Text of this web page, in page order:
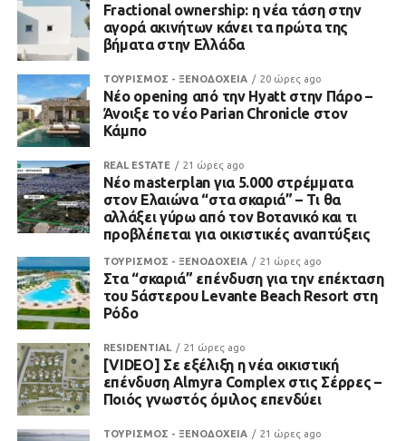
Fractional ownership: η νέα τάση στην
αγορά ακινήτων κάνει τα πρώτα της
βήματα στην Ελλάδα
ΤΟΥΡΙΣΜΟΣ - ΞΕΝΟΔΟΧΕΙΑ 20 ώρες ago
Νέο opening από την Hyatt στην Πάρο –
Άνοιξε το νέο Parian Chronicle στον
Κάμπο
REAL ESTATE 21 ώρες ago
Νέο masterplan για 5.000 στρέμματα
στον Ελαιώνα “στα σκαριά” – Τι θα
αλλάξει γύρω από τον Βοτανικό και τι
προβλέπεται για οικιστικές αναπτύξεις
ΤΟΥΡΙΣΜΟΣ - ΞΕΝΟΔΟΧΕΙΑ 21 ώρες ago
Στα “σκαριά” επένδυση για την επέκταση
του 5άστερου Levante Beach Resort στη
Ρόδο
RESIDENTIAL 21 ώρες ago
[VIDEO] Σε εξέλιξη η νέα οικιστική
επένδυση Almyra Complex στις Σέρρες –
Ποιός γνωστός όμιλος επενδύει
ΤΟΥΡΙΣΜΟΣ - ΞΕΝΟΔΟΧΕΙΑ 21 ώρες ago